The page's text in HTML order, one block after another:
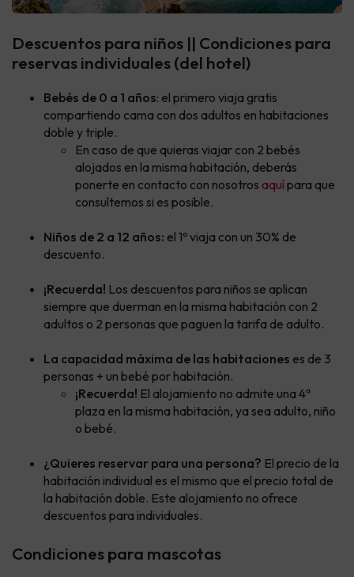
Descuentos para niños || Condiciones para
reservas individuales (del hotel)
Bebés de 0 a 1 años: el primero viaja gratis
compartiendo cama con dos adultos en habitaciones
doble y triple.
En caso de que quieras viajar con 2 bebés
alojados en la misma habitación, deberás
ponerte en contacto con nosotros aquípara que
consultemos si es posible.
Niños de 2 a 12 años: el 1º viaja con un 30% de
descuento.
¡Recuerda! Los descuentos para niños se aplican
siempre que duerman en la misma habitación con 2
adultos o 2 personas que paguen la tarifa de adulto.
La capacidad máxima de las habitaciones es de 3
personas + un bebé por habitación.
¡Recuerda! El alojamiento no admite una 4ª
plaza en la misma habitación, ya sea adulto, niño
o bebé.
¿Quieres reservar para una persona? El precio de la
habitación individual es el mismo que el precio total de
la habitación doble. Este alojamiento no ofrece
descuentos para individuales.
Condiciones para mascotas